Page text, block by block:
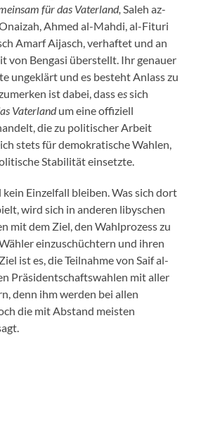
für das Vaterland,Saleh az-
Ahmed al-Mahdi, al-Fituri
Amarf Aijasch, verhaftet und an
von Bengasi überstellt. Ihr genauer
ungeklärt und es besteht Anlass zu
ist dabei, dass essich
Vaterlandum eine offiziell
die zu politischer Arbeit
stets für demokratische Wahlen,
Stabilität einsetzte.
Einzelfall bleiben. Was sich dort
wird sich in anderen libyschen
mit dem Ziel, den Wahlprozess zu
einzuschüchtern und ihren
ist es, die Teilnahme von Saif al-
Präsidentschaftswahlen mit aller
denn ihm werden bei allen
die mit Abstand meisten